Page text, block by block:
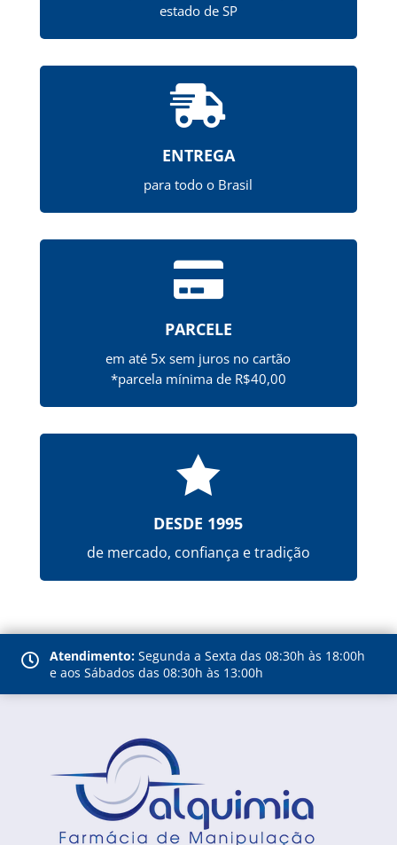
estado de SP

ENTREGA
para todo o Brasil

PARCELE
em até 5x sem juros no cartão
*parcela mínima de R$40,00

DESDE 1995
de mercado, confiança e tradição
 Atendimento: Segunda a Sexta das 08:30h às 18:00h
e aos Sábados das 08:30h às 13:00h